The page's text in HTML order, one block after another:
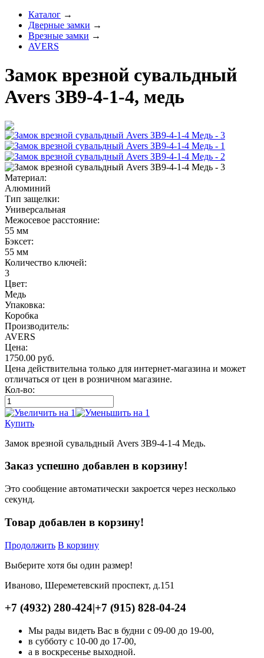
Каталог →
Дверные замки →
Врезные замки →
AVERS
Замок врезной сувальдный
Avers ЗВ9-4-1-4, медь
Материал:
Алюминий
Тип защелки:
Универсальная
Межосевое расстояние:
55 мм
Бэксет:
55 мм
Количество ключей:
3
Цвет:
Медь
Упаковка:
Коробка
Производитель:
AVERS
Цена:
1750.00 руб.
Цена действительна только для интернет-магазина и может
отличаться от цен в розничном магазине.
Кол-во:
Купить
Замок врезной сувальдный Avers ЗВ9-4-1-4 Медь.
Заказ успешно добавлен в корзину!
Это сообщение автоматически закроется через несколько
секунд.
Товар добавлен в корзину!
Продолжить В корзину
Выберите хотя бы один размер!
Иваново, Шереметевский проспект, д.151
+7 (4932) 280-424|+7 (915) 828-04-24
Мы рады видеть Вас в будни с 09-00 до 19-00,
в субботу с 10-00 до 17-00,
а в воскресенье выходной.